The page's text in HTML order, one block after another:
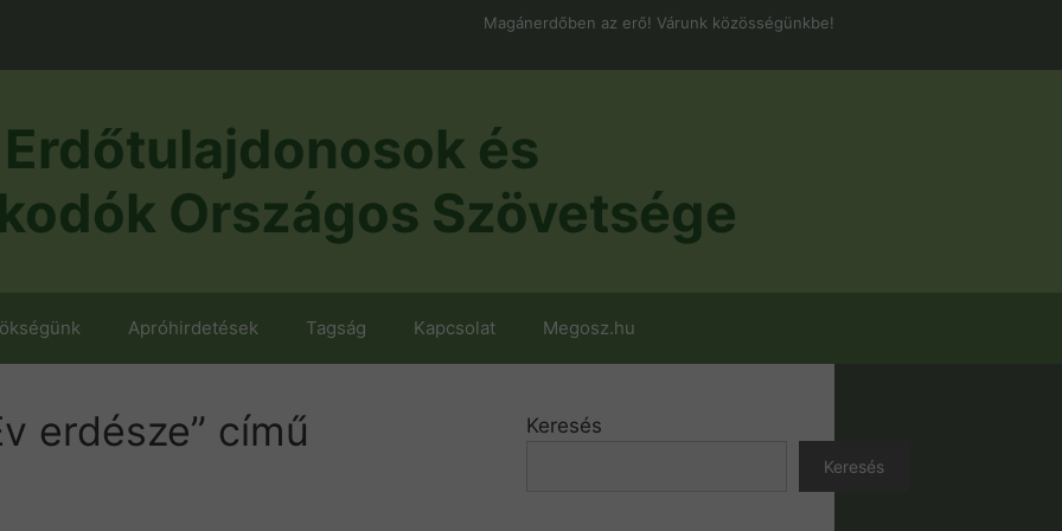
Magánerdőben az erő! Várunk közösségünkbe!
és
Országos Szövetsége
Apróhirdetések Tagság Kapcsolat Megosz.hu
erdésze” című
Keresés
Keresés